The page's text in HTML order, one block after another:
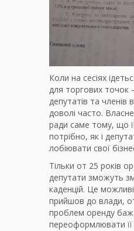
Коли на сесіях
для торгових точок
депутатів та
доволі часто.
ради саме тому, що
потрібно, як і
лобіювати свої
Тільки от 25 років
депутати зможуть
каденцій. Це
прийшов до влади,
проблем оренду
переоформлювати її